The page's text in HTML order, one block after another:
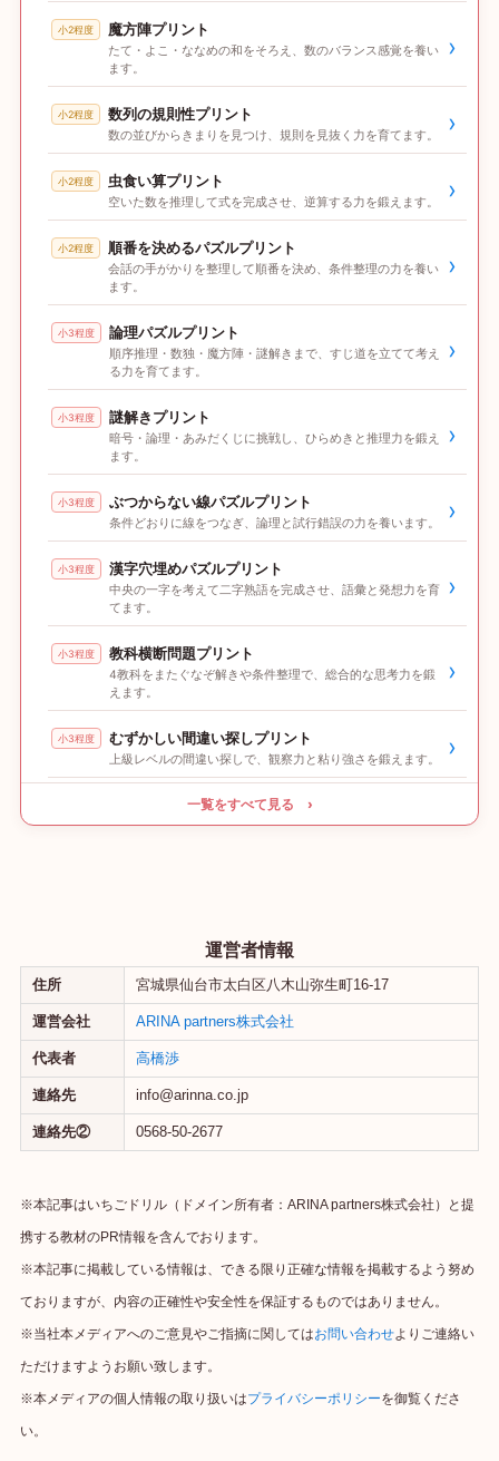
小2程度 魔方陣プリント
たて・よこ・ななめの和をそろえ、数のバランス感覚を養い
ます。
›
小2程度 数列の規則性プリント
数の並びからきまりを見つけ、規則を見抜く力を育てます。 ›
小2程度 虫食い算プリント
空いた数を推理して式を完成させ、逆算する力を鍛えます。 ›
小2程度 順番を決めるパズルプリント
会話の手がかりを整理して順番を決め、条件整理の力を養い
ます。
›
小3程度 論理パズルプリント
順序推理・数独・魔方陣・謎解きまで、すじ道を立てて考え
る力を育てます。
›
小3程度 謎解きプリント
暗号・論理・あみだくじに挑戦し、ひらめきと推理力を鍛え
ます。
›
小3程度 ぶつからない線パズルプリント
条件どおりに線をつなぎ、論理と試行錯誤の力を養います。 ›
小3程度 漢字穴埋めパズルプリント
中央の一字を考えて二字熟語を完成させ、語彙と発想力を育
てます。
›
小3程度 教科横断問題プリント
4教科をまたぐなぞ解きや条件整理で、総合的な思考力を鍛
えます。
›
小3程度 むずかしい間違い探しプリント
上級レベルの間違い探しで、観察力と粘り強さを鍛えます。 ›
一覧をすべて見る ›
運営者情報
住所 宮城県仙台市太白区八木山弥生町16-17
運営会社 ARINA partners株式会社
代表者 高橋渉
連絡先 info@arinna.co.jp
連絡先② 0568-50-2677
※本記事はいちごドリル（ドメイン所有者：ARINA partners株式会社）と提
携する教材のPR情報を含んでおります。
※本記事に掲載している情報は、できる限り正確な情報を掲載するよう努め
ておりますが、内容の正確性や安全性を保証するものではありません。
※当社本メディアへのご意見やご指摘に関してはお問い合わせよりご連絡い
ただけますようお願い致します。
※本メディアの個人情報の取り扱いはプライバシーポリシーを御覧くださ
い。